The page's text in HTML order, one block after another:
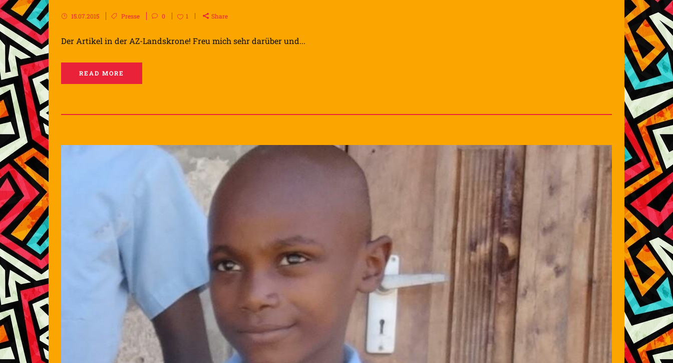
15.07.2015 Presse 0 1 Share
Der Artikel in der AZ-Landskrone! Freu mich sehr darüber und...
READ MORE